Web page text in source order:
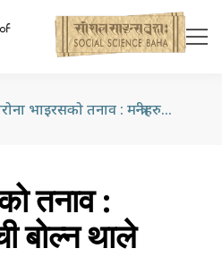
कोरोना भाइरसको तनाव : मन्त्रीहरु नसोची बोल्न थाले
तनाव :
बोल्न थाले